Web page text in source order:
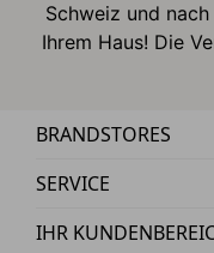
Schweiz und
Ihrem Haus! Die
BRANDSTORES
SERVICE
IHR